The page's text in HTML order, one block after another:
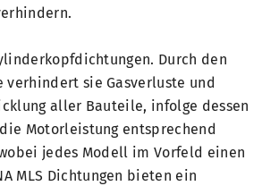
Durch den
verhindert sie Gasverluste und
aller Bauteile, infolge dessen
Motorleistung entsprechend
jedes Modell im Vorfeld einen
MLS Dichtungen bieten ein